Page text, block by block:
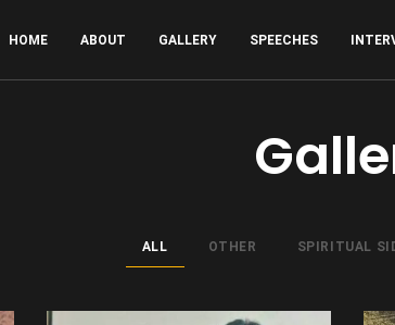
HOME ABOUT GALLERY SPEECHES
ALL OTHER SPIRITUAL